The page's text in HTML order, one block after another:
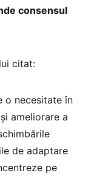
consensul
citat:
o necesitate în
ameliorare a
de adaptare
pe